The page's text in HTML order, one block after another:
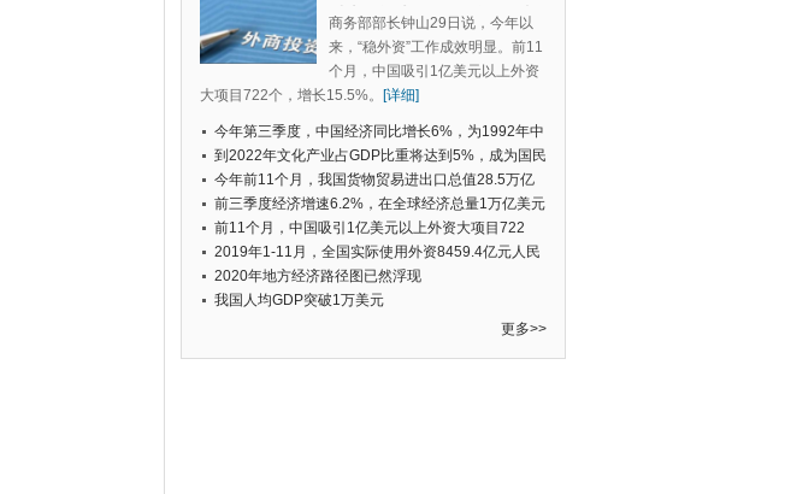
以上外资大项目722个，增长
15.5%
商务部部长钟山29日说，今年以
来，“稳外资”工作成效明显。前11
个月，中国吸引1亿美元以上外资
大项目722个，增长15.5%。 [详细]
今年第三季度，中国经济同比增长6%，为1992年中
国有季度数据以来的新低
到2022年文化产业占GDP比重将达到5%，成为国民
经济支柱产业
今年前11个月，我国货物贸易进出口总值28.5万亿
元人民币，比去年同期增长2.4%
前三季度经济增速6.2%，在全球经济总量1万亿美元
以上的经济体中增速最快
前11个月，中国吸引1亿美元以上外资大项目722
个，增长15.5%
2019年1-11月，全国实际使用外资8459.4亿元人民
币，同比增长6.0%
2020年地方经济路径图已然浮现
我国人均GDP突破1万美元
更多>>